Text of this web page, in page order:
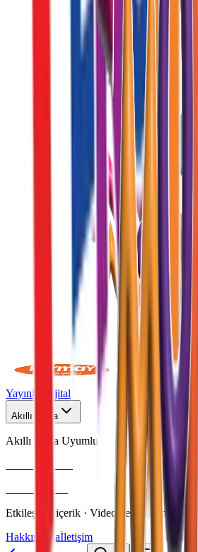
Yayınlar Dijital
Akıllı Tahta
Akıllı Tahta Uyumlu
Etkileşimli içerik · Video destekli anlatım
Hakkımızdaİletişim